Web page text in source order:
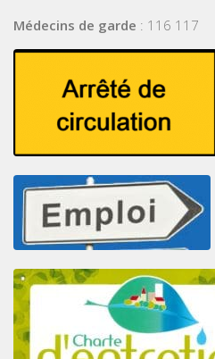
Médecins de garde : 116 117